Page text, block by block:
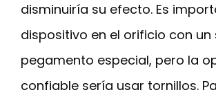
disminuiría su efecto. Es
dispositivo en el orificio con un
pegamento especial, pero la
confiable sería usar tornillos.